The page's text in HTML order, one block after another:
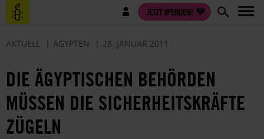
Direkt
zum
Benutzermenü JETZT SPENDEN!
AKTUELL ÄGYPTEN 28. JANUAR 2011
DIE ÄGYPTISCHEN BEHÖRDEN
MÜSSEN DIE SICHERHEITSKRÄFTE
ZÜGELN